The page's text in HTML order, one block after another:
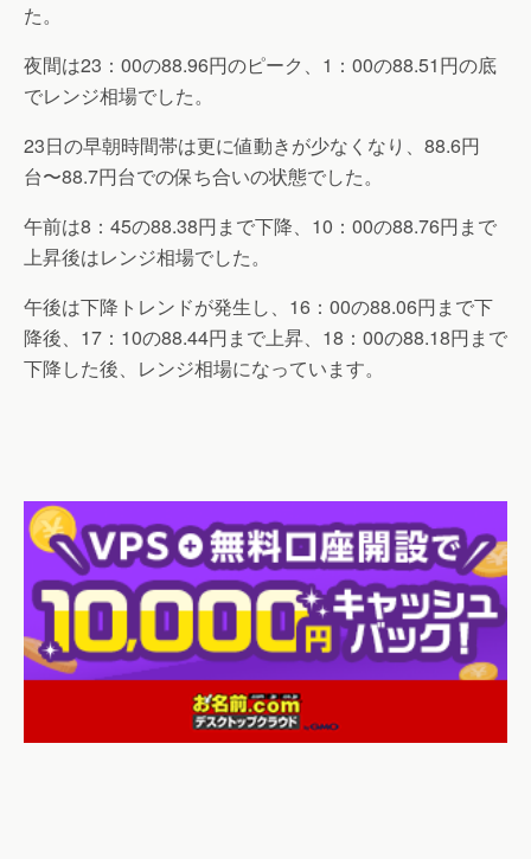
た。
夜間は23：00の88.96円のピーク、1：00の88.51円の底
でレンジ相場でした。
23日の早朝時間帯は更に値動きが少なくなり、88.6円
台〜88.7円台での保ち合いの状態でした。
午前は8：45の88.38円まで下降、10：00の88.76円まで
上昇後はレンジ相場でした。
午後は下降トレンドが発生し、16：00の88.06円まで下
降後、17：10の88.44円まで上昇、18：00の88.18円まで
下降した後、レンジ相場になっています。